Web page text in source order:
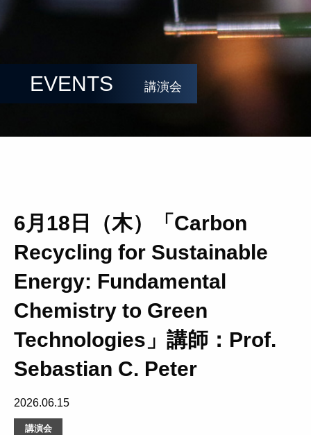
EVENTS 講演会
6月18日（木）「Carbon
Recycling for Sustainable
Energy: Fundamental
Chemistry to Green
Technologies」講師：Prof.
Sebastian C. Peter
2026.06.15
講演会